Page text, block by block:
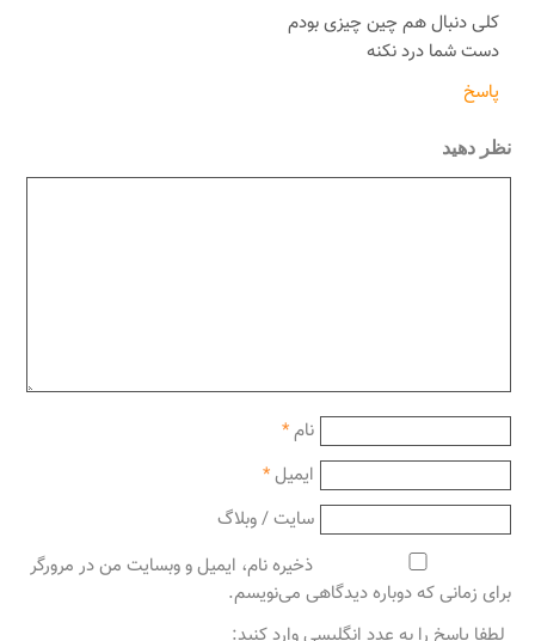
کلی دنبال هم چین چیزی بودم
دست شما درد نکنه
پاسخ
نظر دهید
نام*
ایمیل*
سایت / وبلاگ
ذخیره نام، ایمیل و وبسایت من در مرورگر
برای زمانی که دوباره دیدگاهی می‌نویسم.